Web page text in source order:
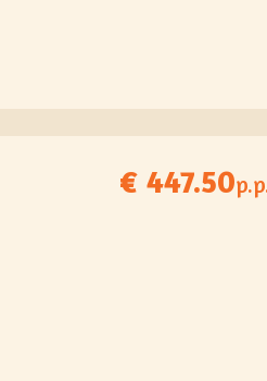
€ 447.50